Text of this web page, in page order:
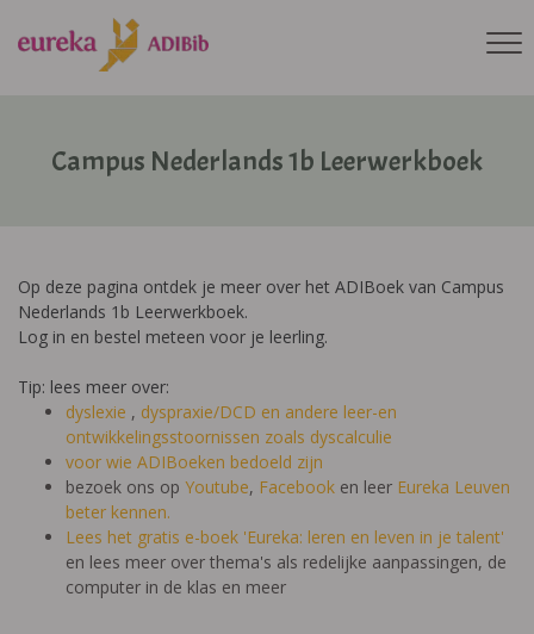
Campus Nederlands 1b Leerwerkboek
Op deze pagina ontdek je meer over het ADIBoek van Campus
Nederlands 1b Leerwerkboek.
Log in en bestel meteen voor je leerling.
Tip: lees meer over:
dyslexie , dyspraxie/DCD en andere leer-en
ontwikkelingsstoornissen zoals dyscalculie
voor wie ADIBoeken bedoeld zijn
bezoek ons op Youtube, Facebook en leer Eureka Leuven
beter kennen.
Lees het gratis e-boek 'Eureka: leren en leven in je talent'
en lees meer over thema's als redelijke aanpassingen, de
computer in de klas en meer